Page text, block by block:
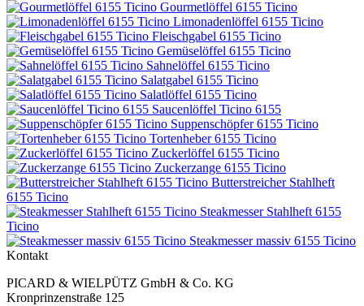
Gourmetlöffel 6155 Ticino
Limonadenlöffel 6155 Ticino
Fleischgabel 6155 Ticino
Gemüselöffel 6155 Ticino
Sahnelöffel 6155 Ticino
Salatgabel 6155 Ticino
Salatlöffel 6155 Ticino
Saucenlöffel Ticino 6155
Suppenschöpfer 6155 Ticino
Tortenheber 6155 Ticino
Zuckerlöffel 6155 Ticino
Zuckerzange 6155 Ticino
Butterstreicher Stahlheft
6155 Ticino
Steakmesser Stahlheft 6155
Ticino
Steakmesser massiv 6155 Ticino
Kontakt
PICARD & WIELPÜTZ GmbH & Co. KG
Kronprinzenstraße 125